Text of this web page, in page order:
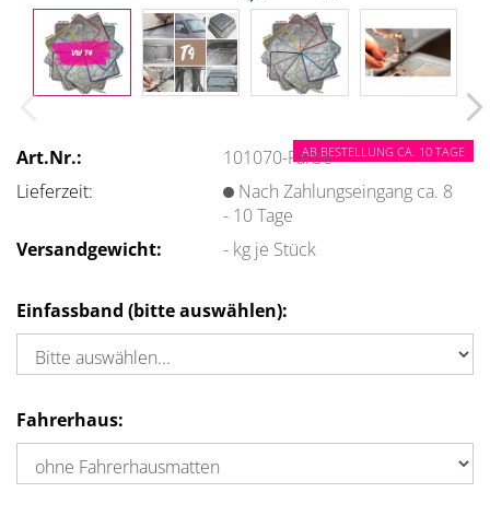
AB BESTELLUNG CA. 10 TAGE
Art.Nr.:
101070-Farbe
Lieferzeit:
Nach Zahlungseingang ca. 8
- 10 Tage
Versandgewicht:
- kg je Stück
Einfassband (bitte auswählen):
Fahrerhaus: